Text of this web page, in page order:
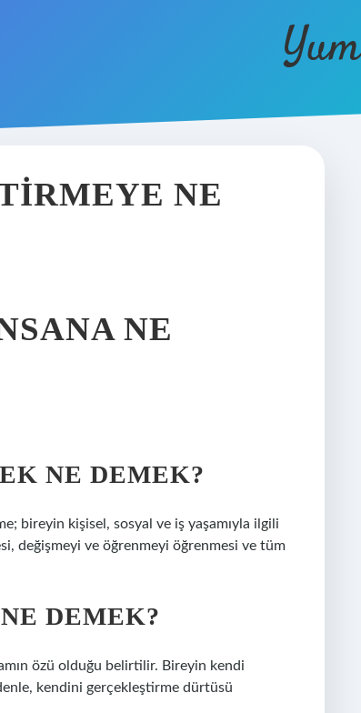
NE
NE
NE DEMEK?
bireyin kişisel, sosyal ve iş yaşamıyla ilgili
değişmeyi ve öğrenmeyi öğrenmesi ve tüm
DEMEK?
özü olduğu belirtilir. Bireyin kendi
kendini gerçekleştirme dürtüsü